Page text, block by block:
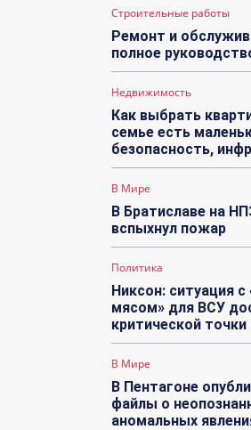
Строительные работы
Ремонт и
полное
Недвижимость
Как выбрать
семье есть
безопасность,
В Мире
В Братиславе на
вспыхнул пожар
Политика
Никсон: ситуация
мясом» для ВСУ
критической точки
В Мире
В Пентагоне
файлы о
аномальных